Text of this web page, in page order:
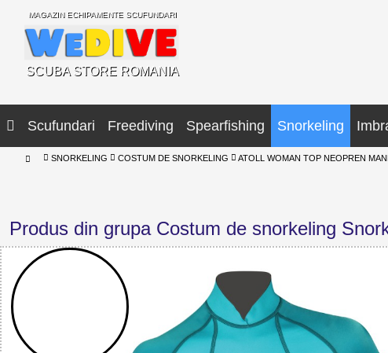
MAGAZIN ECHIPAMENTE SCUFUNDARI
SCUBA STORE ROMANIA
Scufundari Freediving Spearfishing Snorkeling
SNORKELING COSTUM DE SNORKELING ATOLL WOMAN TOP NEOPREN
Produs din grupa Costum de snorkeling